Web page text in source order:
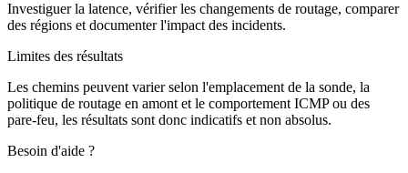
Investiguer la latence, vérifier les changements de routage, comparer
des régions et documenter l'impact des incidents.
Limites des résultats
Les chemins peuvent varier selon l'emplacement de la sonde, la
politique de routage en amont et le comportement ICMP ou des
pare-feu, les résultats sont donc indicatifs et non absolus.
Besoin d'aide ?